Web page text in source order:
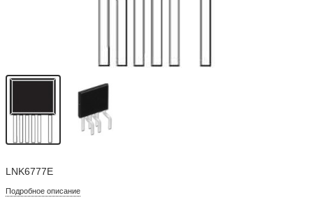
LNK6777E
Подробное описание